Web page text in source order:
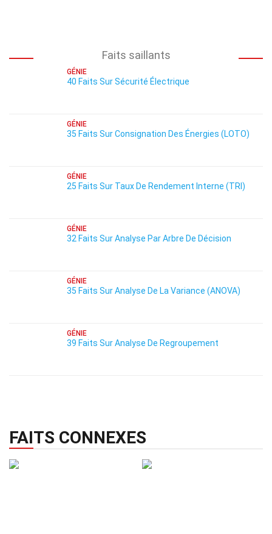
Faits saillants
GÉNIE
40 Faits Sur Sécurité Électrique
GÉNIE
35 Faits Sur Consignation Des Énergies (LOTO)
GÉNIE
25 Faits Sur Taux De Rendement Interne (TRI)
GÉNIE
32 Faits Sur Analyse Par Arbre De Décision
GÉNIE
35 Faits Sur Analyse De La Variance (ANOVA)
GÉNIE
39 Faits Sur Analyse De Regroupement
FAITS CONNEXES